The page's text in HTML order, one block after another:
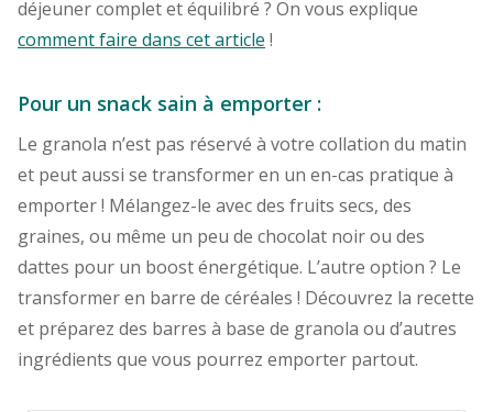
déjeuner complet et équilibré ? On vous explique
comment faire dans cet article !
Pour un snack sain à emporter :
Le granola n’est pas réservé à votre collation du matin
et peut aussi se transformer en un en-cas pratique à
emporter ! Mélangez-le avec des fruits secs, des
graines, ou même un peu de chocolat noir ou des
dattes pour un boost énergétique. L’autre option ? Le
transformer en barre de céréales ! Découvrez la recette
et préparez des barres à base de granola ou d’autres
ingrédients que vous pourrez emporter partout.